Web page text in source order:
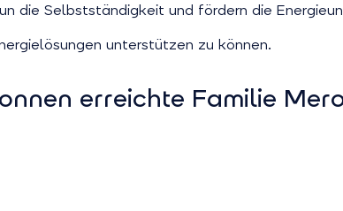
die Selbstständigkeit und fördern die
unterstützen zu können.
erreichte Familie